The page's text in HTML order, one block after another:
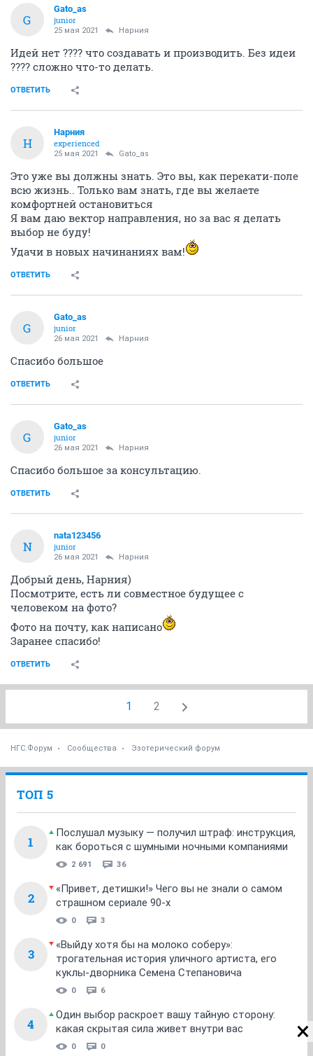
G
Gato_as
junior
25 мая 2021 Нарния
Идей нет ???? что создавать и производить. Без идеи
???? сложно что-то делать.
ОТВЕТИТЬ
Н
Нарния
experienced
25 мая 2021 Gato_as
Это уже вы должны знать. Это вы, как перекати-поле
всю жизнь.. Только вам знать, где вы желаете
комфортней остановиться
Я вам даю вектор направления, но за вас я делать
выбор не буду!
Удачи в новых начинаниях вам!
ОТВЕТИТЬ
G
Gato_as
junior
26 мая 2021 Нарния
Спасибо большое
ОТВЕТИТЬ
G
Gato_as
junior
26 мая 2021 Нарния
Спасибо большое за консультацию.
ОТВЕТИТЬ
N
nata123456
junior
26 мая 2021 Нарния
Добрый день, Нарния)
Посмотрите, есть ли совместное будущее с
человеком на фото?
Фото на почту, как написано
Заранее спасибо!
ОТВЕТИТЬ
1 2
НГС.Форум Сообщества Эзотерический форум
ТОП 5
1
Послушал музыку — получил штраф: инструкция,
как бороться с шумными ночными компаниями
2 691 36
2
«Привет, детишки!» Чего вы не знали о самом
страшном сериале 90-х
0 3
3
«Выйду хотя бы на молоко соберу»:
трогательная история уличного артиста, его
куклы-дворника Семена Степановича
0 6
4
Один выбор раскроет вашу тайную сторону:
какая скрытая сила живет внутри вас
0 0